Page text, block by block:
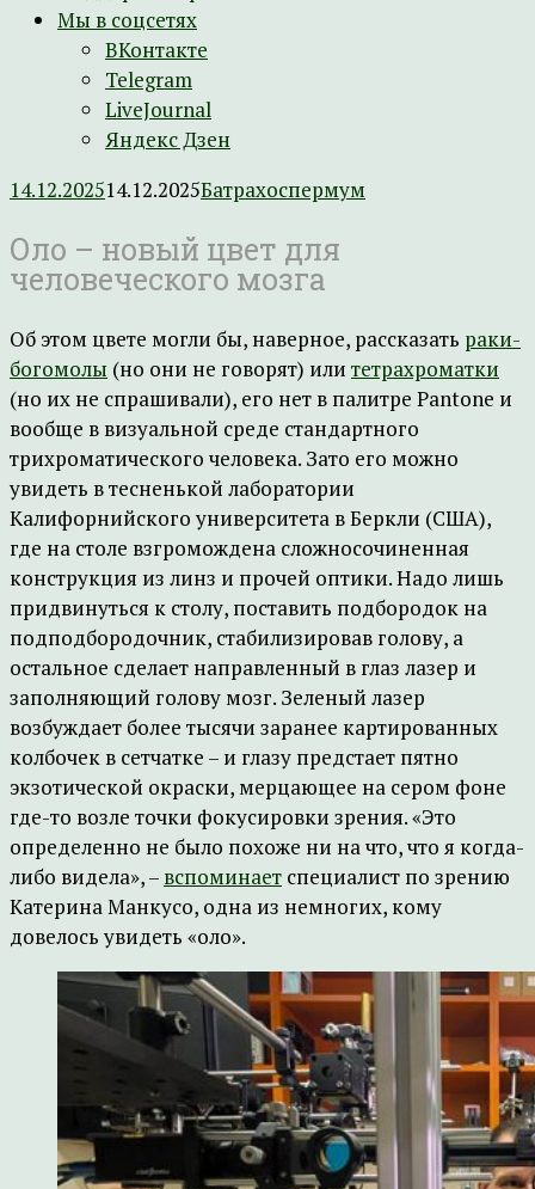
Мы в соцсетях
ВКонтакте
Telegram
LiveJournal
Яндекс Дзен
14.12.202514.12.2025Батрахоспермум
Оло – новый цвет для
человеческого мозга
Об этом цвете могли бы, наверное, рассказать раки-
богомолы (но они не говорят) или тетрахроматки
(но их не спрашивали), его нет в палитре Pantone и
вообще в визуальной среде стандартного
трихроматического человека. Зато его можно
увидеть в тесненькой лаборатории
Калифорнийского университета в Беркли (США),
где на столе взгромождена сложносочиненная
конструкция из линз и прочей оптики. Надо лишь
придвинуться к столу, поставить подбородок на
подподбородочник, стабилизировав голову, а
остальное сделает направленный в глаз лазер и
заполняющий голову мозг. Зеленый лазер
возбуждает более тысячи заранее картированных
колбочек в сетчатке – и глазу предстает пятно
экзотической окраски, мерцающее на сером фоне
где-то возле точки фокусировки зрения. «Это
определенно не было похоже ни на что, что я когда-
либо видела», – вспоминает специалист по зрению
Катерина Манкусо, одна из немногих, кому
довелось увидеть «оло».